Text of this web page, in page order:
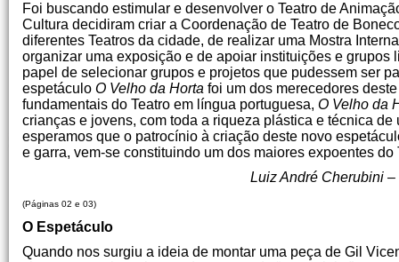
Foi buscando estimular e desenvolver o Teatro de
Cultura decidiram criar a Coordenação de Teatro de
diferentes Teatros da cidade, de realizar uma Mostra
organizar uma exposição e de apoiar instituições e
papel de selecionar grupos e projetos que pudessem ser
espetáculo O Velho da Horta foi um dos merecedores
fundamentais do Teatro em língua portuguesa, O Velho da
crianças e jovens, com toda a riqueza plástica e técnica
esperamos que o patrocínio à criação deste novo
e garra, vem-se constituindo um dos maiores expoentes
Luiz André Cherubini – Coordenador
(Páginas 02 e 03)
O Espetáculo
Quando nos surgiu a ideia de montar uma peça de Gil